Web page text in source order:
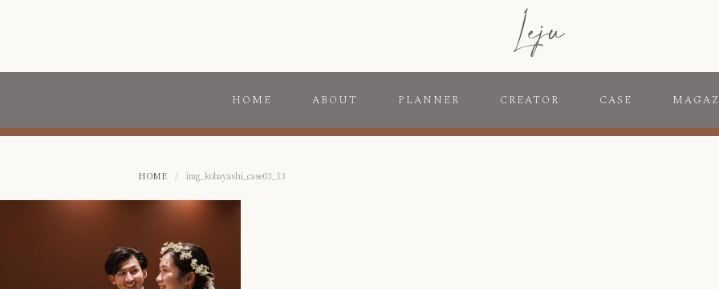
HOME ABOUT PLANNER CREATOR CASE
HOME / img_kobayashi_case03_13